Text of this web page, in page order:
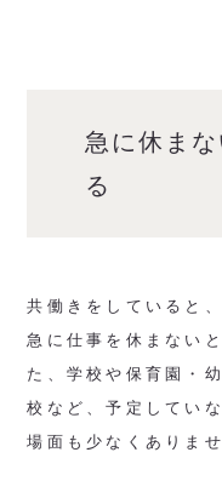
急に休ま
る
共働きをしていると
急に仕事を休まない
た、学校や保育園・
校など、予定してい
場面も少なくありませ